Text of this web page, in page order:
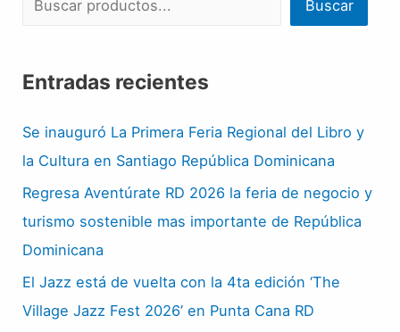
Buscar
Entradas recientes
Se inauguró La Primera Feria Regional del Libro y
la Cultura en Santiago República Dominicana
Regresa Aventúrate RD 2026 la feria de negocio y
turismo sostenible mas importante de República
Dominicana
El Jazz está de vuelta con la 4ta edición ‘The
Village Jazz Fest 2026’ en Punta Cana RD